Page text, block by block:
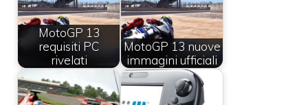
MotoGP 13
requisiti PC
rivelati
MotoGP 13 nuove
immagini ufficiali